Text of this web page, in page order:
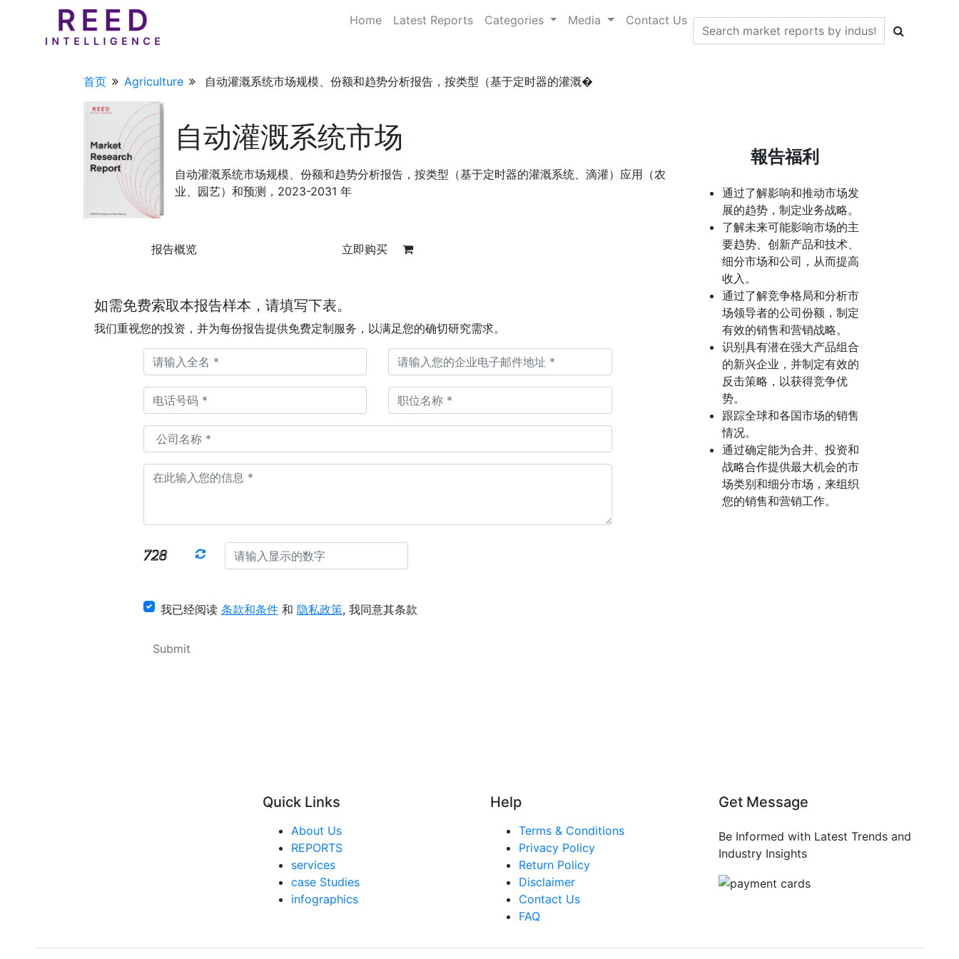
Home Latest Reports Categories Media Contact Us
首页 Agriculture 自动灌溉系统市场规模、份额和趋势分析报告，按类型（基于定时器的灌溉�
自动灌溉系统市场
自动灌溉系统市场规模、份额和趋势分析报告，按类型（基于定时器的灌溉系统、滴灌）应用（农
业、园艺）和预测，2023-2031 年
报告概览 立即购买
如需免费索取本报告样本，请填写下表。
我们重视您的投资，并为每份报告提供免费定制服务，以满足您的确切研究需求。
我已经阅读 条款和条件和 隐私政策, 我同意其条款
報告福利
通过了解影响和推动市场发
展的趋势，制定业务战略。
了解未来可能影响市场的主
要趋势、创新产品和技术、
细分市场和公司，从而提高
收入。
通过了解竞争格局和分析市
场领导者的公司份额，制定
有效的销售和营销战略。
识别具有潜在强大产品组合
的新兴企业，并制定有效的
反击策略，以获得竞争优
势。
跟踪全球和各国市场的销售
情况。
通过确定能为合并、投资和
战略合作提供最大机会的市
场类别和细分市场，来组织
您的销售和营销工作。
Quick Links
About Us
REPORTS
services
case Studies
infographics
Help
Terms & Conditions
Privacy Policy
Return Policy
Disclaimer
Contact Us
FAQ
Get Message
Be Informed with Latest Trends and
Industry Insights